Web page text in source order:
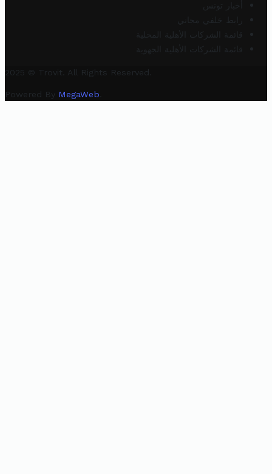
أخبار تونس
رابط خلفي مجاني
قائمة الشركات الأهلية المحلية
قائمة الشركات الأهلية الجهوية
2025 © Trovit. All Rights Reserved.
Powered By MegaWeb